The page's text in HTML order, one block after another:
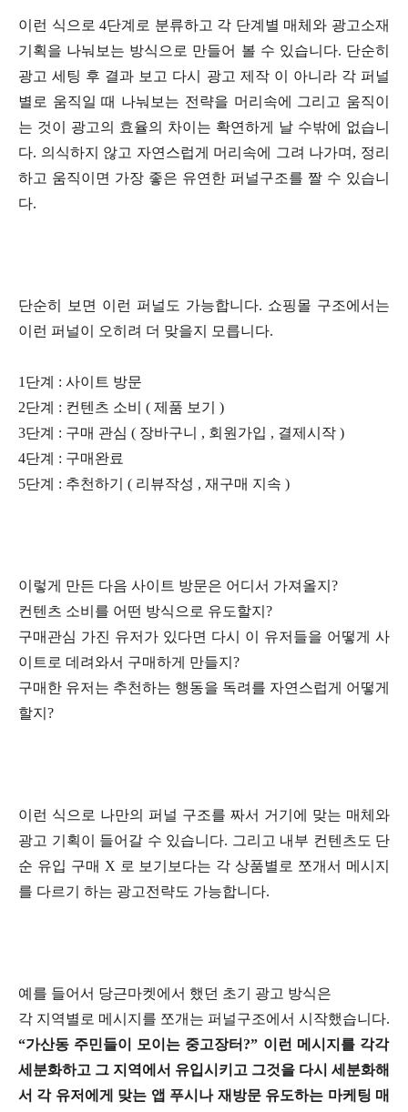
이런 식으로 4단계로 분류하고 각 단계별 매체와 광고소재
기획을 나눠보는 방식으로 만들어 볼 수 있습니다. 단순히
광고 세팅 후 결과 보고 다시 광고 제작 이 아니라 각 퍼널
별로 움직일 때 나눠보는 전략을 머리속에 그리고 움직이
는 것이 광고의 효율의 차이는 확연하게 날 수밖에 없습니
다. 의식하지 않고 자연스럽게 머리속에 그려 나가며, 정리
하고 움직이면 가장 좋은 유연한 퍼널구조를 짤 수 있습니
다.
단순히 보면 이런 퍼널도 가능합니다. 쇼핑몰 구조에서는
이런 퍼널이 오히려 더 맞을지 모릅니다.
1단계 : 사이트 방문
2단계 : 컨텐츠 소비 ( 제품 보기 )
3단계 : 구매 관심 ( 장바구니 , 회원가입 , 결제시작 )
4단계 : 구매완료
5단계 : 추천하기 ( 리뷰작성 , 재구매 지속 )
이렇게 만든 다음 사이트 방문은 어디서 가져올지?
컨텐츠 소비를 어떤 방식으로 유도할지?
구매관심 가진 유저가 있다면 다시 이 유저들을 어떻게 사
이트로 데려와서 구매하게 만들지?
구매한 유저는 추천하는 행동을 독려를 자연스럽게 어떻게
할지?
이런 식으로 나만의 퍼널 구조를 짜서 거기에 맞는 매체와
광고 기획이 들어갈 수 있습니다. 그리고 내부 컨텐츠도 단
순 유입 구매 X 로 보기보다는 각 상품별로 쪼개서 메시지
를 다르기 하는 광고전략도 가능합니다.
예를 들어서 당근마켓에서 했던 초기 광고 방식은
각 지역별로 메시지를 쪼개는 퍼널구조에서 시작했습니다.
“가산동 주민들이 모이는 중고장터?” 이런 메시지를 각각
세분화하고 그 지역에서 유입시키고 그것을 다시 세분화해
서 각 유저에게 맞는 앱 푸시나 재방문 유도하는 마케팅 매